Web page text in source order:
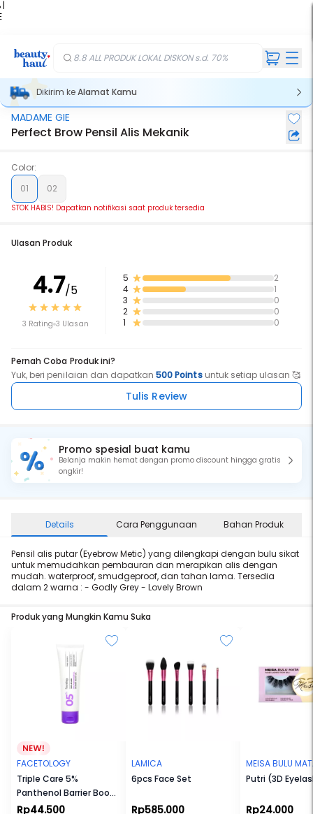
|
8.8 ALL PRODUK LOKAL DISKON s.d. 70%
Dikirim keAlamat Kamu
Stok Habis
MADAME GIE
Perfect Brow Pensil Alis Mekanik
Color:
01
02
STOK HABIS! Dapatkan notifikasi saat produk tersedia
Ulasan Produk
4.7/5
3 Rating 3 Ulasan
5
2
4
1
3
0
2
0
1
0
Pernah Coba Produk ini?
Yuk, beri penilaian dan dapatkan500 Pointsuntuk setiap ulasan 🥰
Tulis Review
Promo spesial buat kamu
Belanja makin hemat dengan promo discount hingga gratis
ongkir!
Details Cara Penggunaan Bahan Produk
Pensil alis putar (Eyebrow Metic) yang dilengkapi dengan bulu sikat
untuk memudahkan pembauran dan merapikan alis dengan
mudah. waterproof, smudgeproof, dan tahan lama. Tersedia
dalam 2 warna : - Godly Grey - Lovely Brown
Produk yang Mungkin Kamu Suka
FACETOLOGY
Triple Care 5%
Panthenol Barrier Boost
Gel
Rp44.500
LAMICA
6pcs Face Set
Rp585.000
MEISA BULU
Putri (3D
Rp24.000